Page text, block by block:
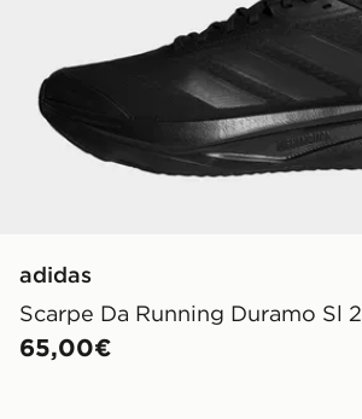
adidas
Scarpe Da Running Duramo Sl 2
65,00€